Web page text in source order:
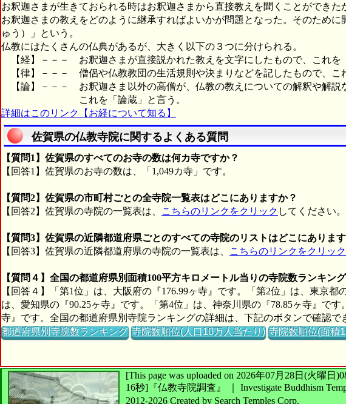
お釈迦さまが生きておられる時はお釈迦さまから直接教えを聞くことができた
お釈迦さまの教えをどのように継承すればよいかが問題となった。そのために
ゅう）」という。
仏教にはたくさんの仏典があるが、大きく以下の３つに分けられる。
【経】－－－ お釈迦さまが直接説かれた教えを文字にしたもので、これを
【律】－－－ 僧侶や仏教教団の生活規則や決まりなどを記したもので、こ
【論】－－－ お釈迦さま以外の高僧が、仏教の教えについての解釈や解説
これを「論蔵」と言う。
詳細はこのリンク【お経について知る】
佐賀県の仏教寺院に関するよくある質問
【質問1】佐賀県のすべてのお寺の数は何カ寺ですか？
【回答1】佐賀県のお寺の数は、「1,049カ寺」です。
【質問2】佐賀県の市町村ごとの全寺院一覧表はどこにありますか？
【回答2】佐賀県の寺院の一覧表は、
こちらのリンクをクリック してください。
【質問3】佐賀県の近隣都道府県ごとのすべての寺院のリストはどこにありま
【回答3】佐賀県の近隣都道府県の寺院の一覧表は、
こちらのリンクをクリック
【質問４】全国の都道府県別面積100平方キロメートル当りの寺院数ランキン
【回答４】「第1位」は、大阪府の『176.99ヶ寺』です。「第2位」は、東京都
は、愛知県の『90.25ヶ寺』です。「第4位」は、神奈川県の『78.85ヶ寺』です
寺』です。全国の都道府県別寺院ランキングの詳細は、下記のボタンで確認で
都道府県別寺院数ランキング 寺院数順位(人口10万人当たり) 寺院数順位(面積
[This page was uploaded on 2026年07月28日(火曜日
16秒] 『仏教寺院調査』 ｜ Investigate Buddhism
2012-2026 Created by Search Temples Corp.